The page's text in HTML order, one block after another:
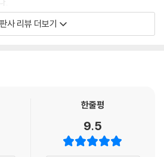
외면한 채 가격을 산출하는 방식에 환경 문
싼 값으로 돌아오고 있다는 지적이다. 타
선택하고, 환경 문제를 외면하는 기업 제품
사 리뷰 더보기
한줄평
9.5